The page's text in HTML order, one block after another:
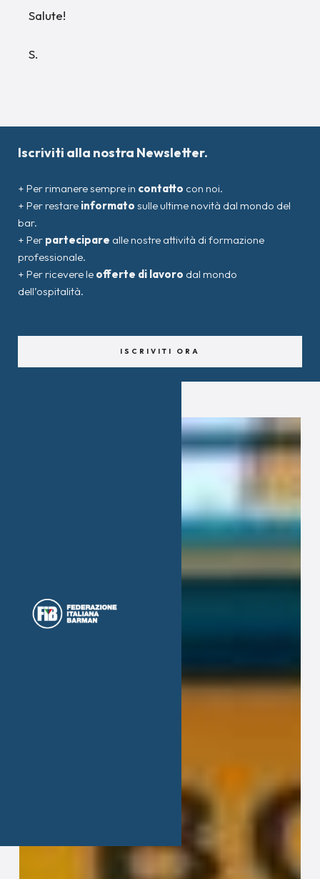
Salute!
S.
Iscriviti alla nostra Newsletter.
+ Per rimanere sempre in contatto con noi.
+ Per restare informato sulle ultime novità dal mondo del
bar.
+ Per partecipare alle nostre attività di formazione
professionale.
+ Per ricevere le offerte di lavoro dal mondo
dell’ospitalità.
ISCRIVITI ORA